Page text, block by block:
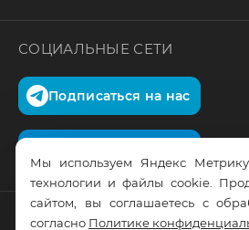
СОЦИАЛЬНЫЕ СЕТИ
Подписаться на нас
Мы используем Яндекс
технологии и файлы cookie.
сайтом, вы соглашаетесь с
согласно Политике